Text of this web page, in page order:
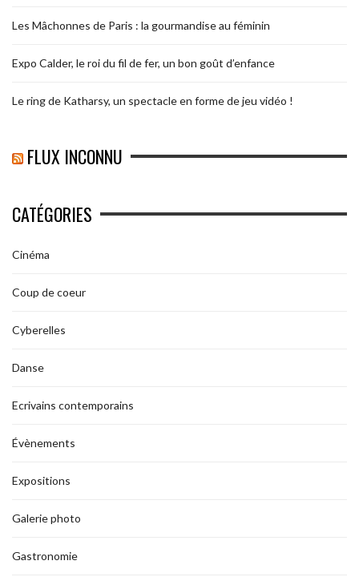
Les Mâchonnes de Paris : la gourmandise au féminin
Expo Calder, le roi du fil de fer, un bon goût d’enfance
Le ring de Katharsy, un spectacle en forme de jeu vidéo !
FLUX INCONNU
CATÉGORIES
Cinéma
Coup de coeur
Cyberelles
Danse
Ecrivains contemporains
Évènements
Expositions
Galerie photo
Gastronomie